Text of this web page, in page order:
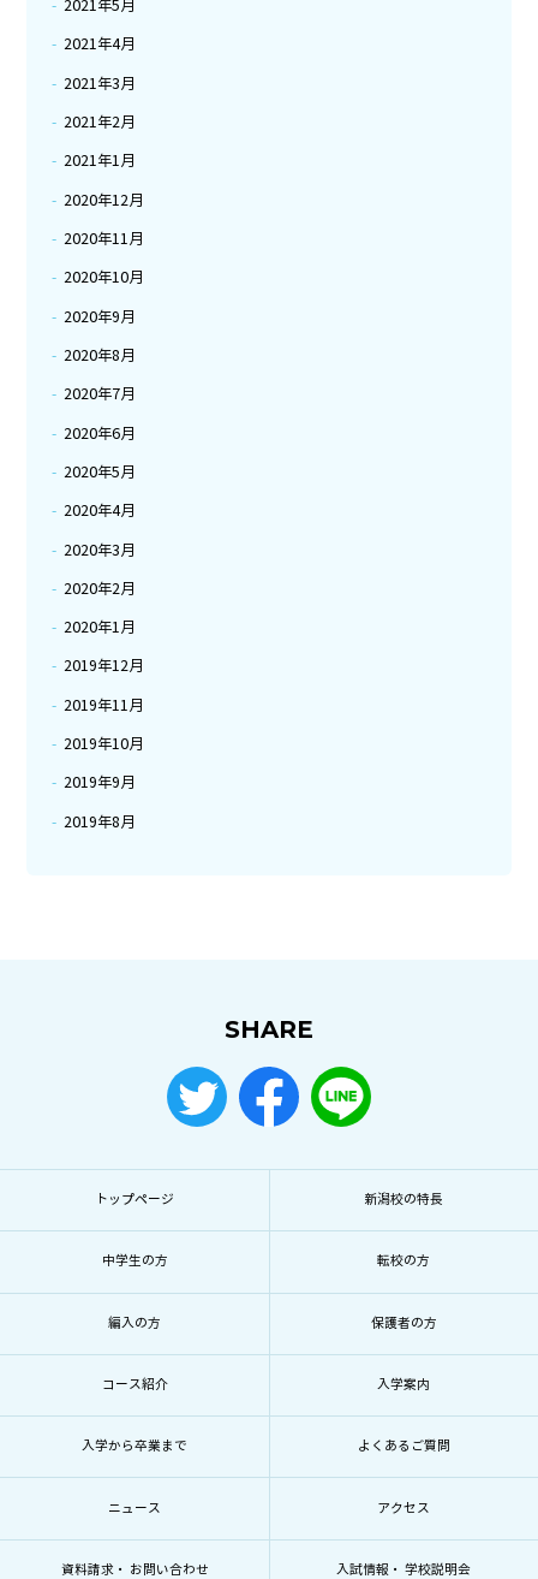
2021年5月
2021年4月
2021年3月
2021年2月
2021年1月
2020年12月
2020年11月
2020年10月
2020年9月
2020年8月
2020年7月
2020年6月
2020年5月
2020年4月
2020年3月
2020年2月
2020年1月
2019年12月
2019年11月
2019年10月
2019年9月
2019年8月
SHARE
トップページ 新潟校の特長
中学生の方 転校の方
編入の方 保護者の方
コース紹介 入学案内
入学から卒業まで よくあるご質問
ニュース アクセス
資料請求・ お問い合わせ 入試情報・ 学校説明会